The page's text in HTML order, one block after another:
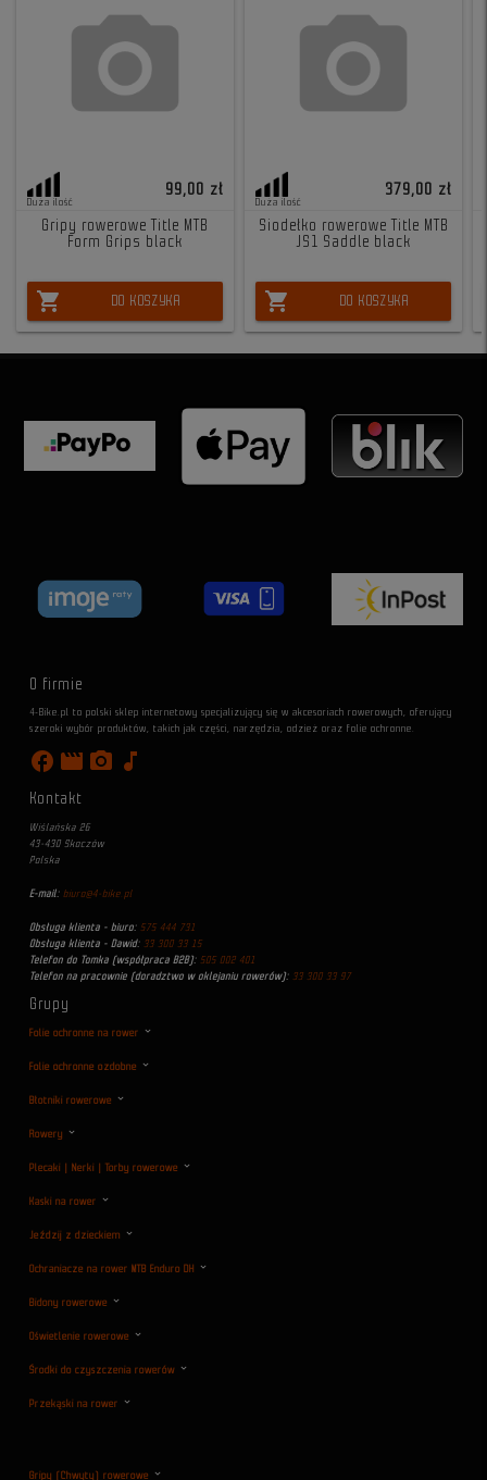
Duża ilość
99,00 zł
Gripy rowerowe Title MTB
Form Grips black
shopping_cart DO KOSZYKA
Duża ilość
379,00 zł
Siodełko rowerowe Title MTB
JS1 Saddle black
shopping_cart DO KOSZYKA
O firmie
4-Bike.pl to polski sklep internetowy specjalizujący się w akcesoriach rowerowych, oferujący
szeroki wybór produktów, takich jak części, narzędzia, odzież oraz folie ochronne.
facebook movie photo_camera music_note
Kontakt
Wiślańska 26
43-430 Skoczów
Polska
E-mail: biuro@4-bike.pl
Obsługa klienta - biuro: 575 444 731
Obsługa klienta - Dawid: 33 300 33 15
Telefon do Tomka (współpraca B2B): 505 002 401
Telefon na pracownie (doradztwo w oklejaniu rowerów): 33 300 33 97
Grupy
Folie ochronne na rower
Folie ochronne ozdobne
Błotniki rowerowe
Rowery
Plecaki | Nerki | Torby rowerowe
Kaski na rower
Jeździj z dzieckiem
Ochraniacze na rower MTB Enduro DH
Bidony rowerowe
Oświetlenie rowerowe
Środki do czyszczenia rowerów
Przekąski na rower
Gripy (Chwyty) rowerowe